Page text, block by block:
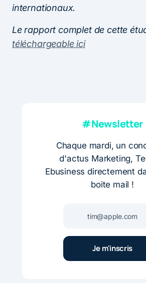
internationaux.
Le rapport complet de cette
téléchargeable ici
#Newsletter
Chaque mardi, un
d'actus Marketing,
Ebusiness directement
boite mail !